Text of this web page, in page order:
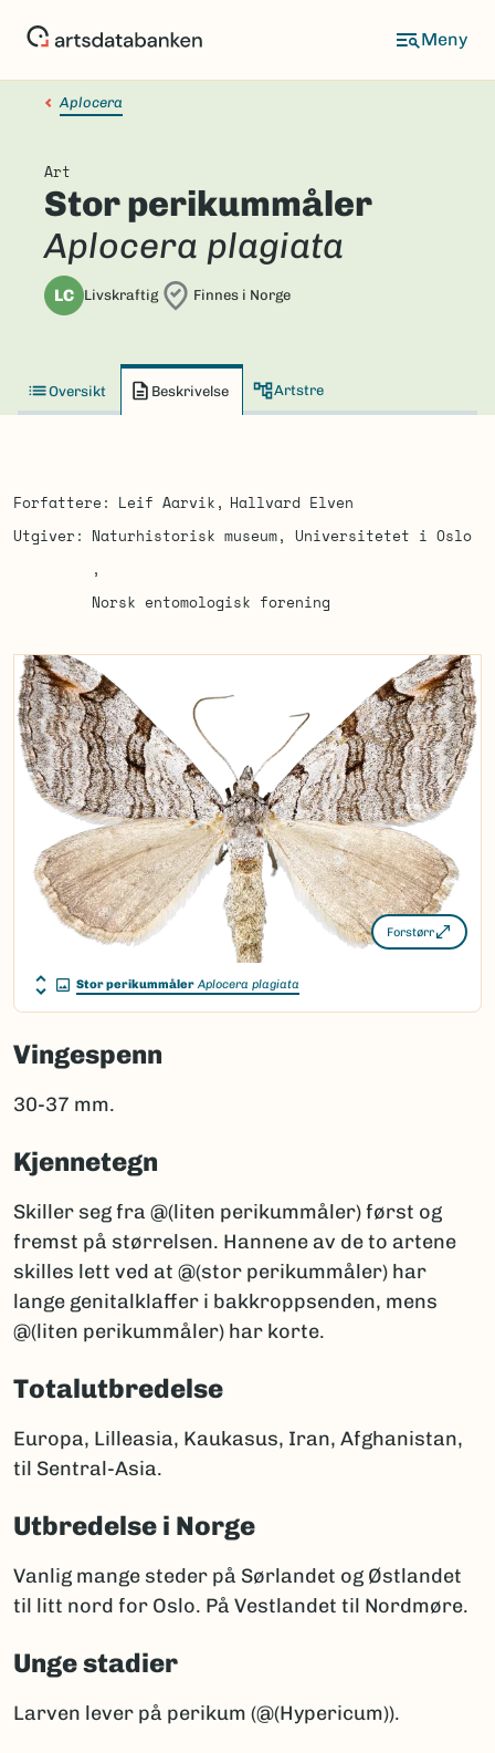
Aplocera
Art
Stor perikummåler
Aplocera plagiata
LC Livskraftig Finnes i Norge
Oversikt Beskrivelse Artstre
Forfattere Leif Aarvik
Hallvard Elven
Utgiver
Naturhistorisk museum, Universitetet i Oslo
Norsk entomologisk forening
Forstørr
Stor perikummåler Aplocera plagiata
Vingespenn
30-37 mm.
Kjennetegn
Skiller seg fra @(liten perikummåler) først og
fremst på størrelsen. Hannene av de to artene
skilles lett ved at @(stor perikummåler) har
lange genitalklaffer i bakkroppsenden, mens
@(liten perikummåler) har korte.
Totalutbredelse
Europa, Lilleasia, Kaukasus, Iran, Afghanistan,
til Sentral-Asia.
Utbredelse i Norge
Vanlig mange steder på Sørlandet og Østlandet
til litt nord for Oslo. På Vestlandet til Nordmøre.
Unge stadier
Larven lever på perikum (@(Hypericum)).